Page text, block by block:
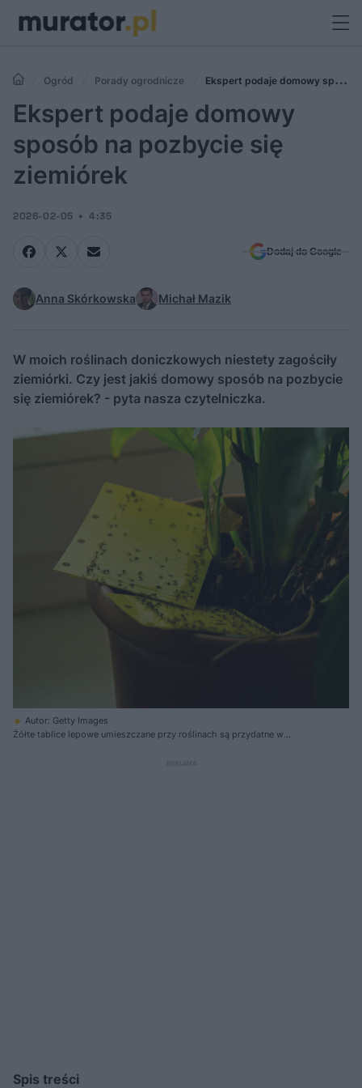
Ogród Porady ogrodnicze
Ekspert podaje domowy sposób
na pozbycie się ziemiórek
Ekspert podaje domowy
sposób na pozbycie się
ziemiórek
2026-02-05 4:35
Dodaj do Google
Anna Skórkowska Michał Mazik
W moich roślinach doniczkowych niestety zagościły
ziemiórki. Czy jest jakiś domowy sposób na pozbycie
się ziemiórek? - pyta nasza czytelniczka.
Autor: Getty Images
Żółte tablice lepowe umieszczane przy roślinach są przydatne w
Spis treści